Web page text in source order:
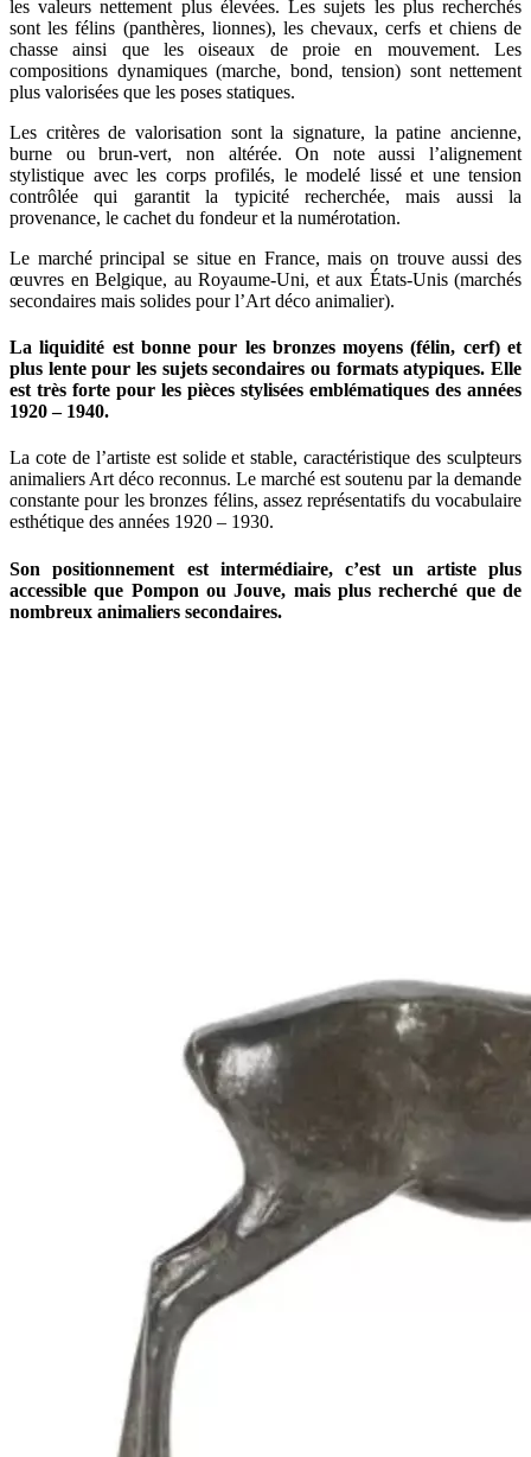
les valeurs nettement plus élevées. Les sujets les plus recherchés
sont les félins (panthères, lionnes), les chevaux, cerfs et chiens de
chasse ainsi que les oiseaux de proie en mouvement. Les
compositions dynamiques (marche, bond, tension) sont nettement
plus valorisées que les poses statiques.
Les critères de valorisation sont la signature, la patine ancienne,
burne ou brun-vert, non altérée. On note aussi l’alignement
stylistique avec les corps profilés, le modelé lissé et une tension
contrôlée qui garantit la typicité recherchée, mais aussi la
provenance, le cachet du fondeur et la numérotation.
Le marché principal se situe en France, mais on trouve aussi des
œuvres en Belgique, au Royaume-Uni, et aux États-Unis (marchés
secondaires mais solides pour l’Art déco animalier).
La liquidité est bonne pour les bronzes moyens (félin, cerf) et
plus lente pour les sujets secondaires ou formats atypiques. Elle
est très forte pour les pièces stylisées emblématiques des années
1920 – 1940.
La cote de l’artiste est solide et stable, caractéristique des sculpteurs
animaliers Art déco reconnus. Le marché est soutenu par la demande
constante pour les bronzes félins, assez représentatifs du vocabulaire
esthétique des années 1920 – 1930.
Son positionnement est intermédiaire, c’est un artiste plus
accessible que Pompon ou Jouve, mais plus recherché que de
nombreux animaliers secondaires.